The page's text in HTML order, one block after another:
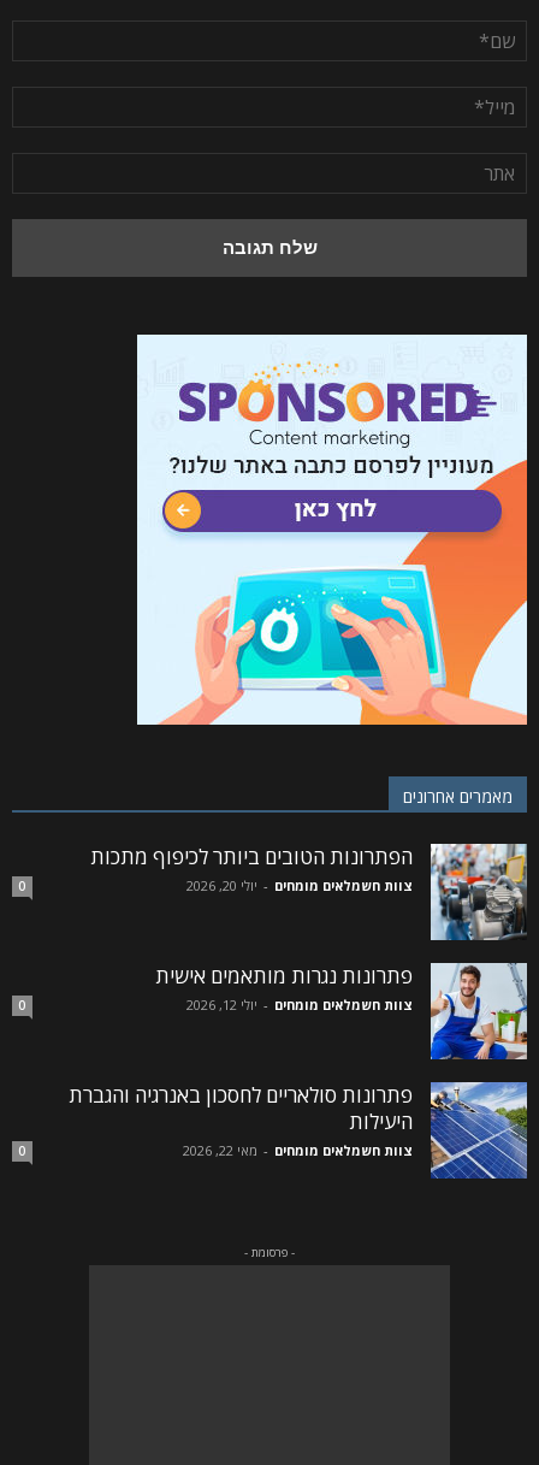
מאמרים אחרונים
הפתרונות הטובים ביותר לכיפוף מתכות
צוות חשמלאים מומחים - יולי 20, 2026 0
פתרונות נגרות מותאמים אישית
צוות חשמלאים מומחים - יולי 12, 2026 0
פתרונות סולאריים לחסכון באנרגיה והגברת
היעילות
צוות חשמלאים מומחים - מאי 22, 2026 0
- פרסומת -